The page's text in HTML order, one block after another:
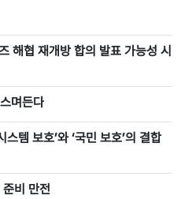
해협 재개방 합의 발표 가능성 시
며든다
템 보호’와 ‘국민 보호’의 결합
비 만전